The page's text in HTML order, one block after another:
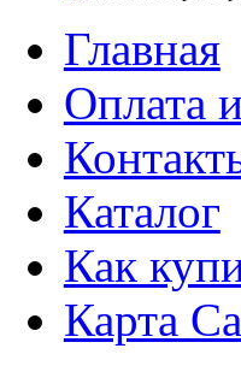
Главная
Оплата
Каталог
Как
Карта